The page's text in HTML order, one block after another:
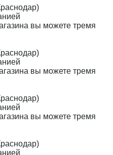
вы можете тремя
вы можете тремя
вы можете тремя